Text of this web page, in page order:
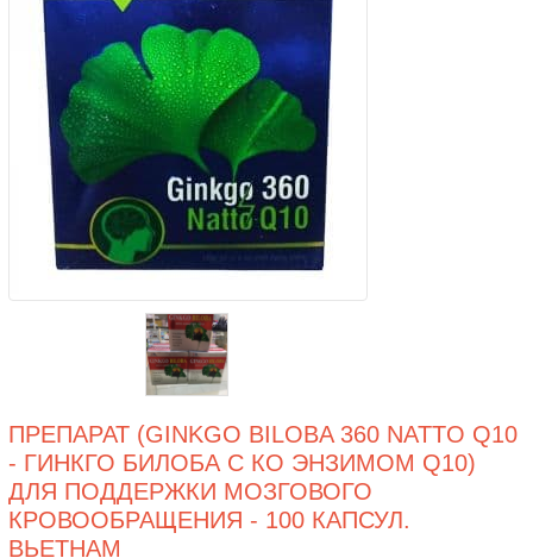
ПРЕПАРАТ (GINKGO BILOBA 360 NATTO Q10
- ГИНКГО БИЛОБА С КО ЭНЗИМОМ Q10)
ДЛЯ ПОДДЕРЖКИ МОЗГОВОГО
КРОВООБРАЩЕНИЯ - 100 КАПСУЛ.
ВЬЕТНАМ